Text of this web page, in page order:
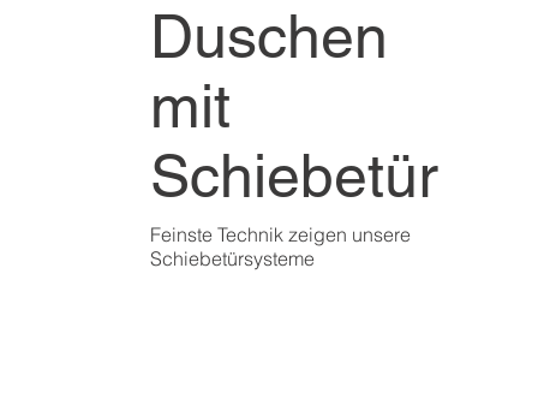
Duschen
mit
Schiebetür
Feinste Technik zeigen unsere
Schiebetürsysteme